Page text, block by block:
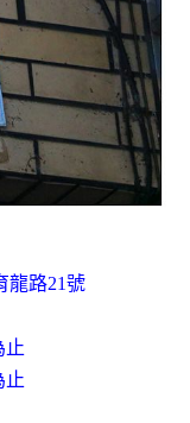
龍路21號
止
止